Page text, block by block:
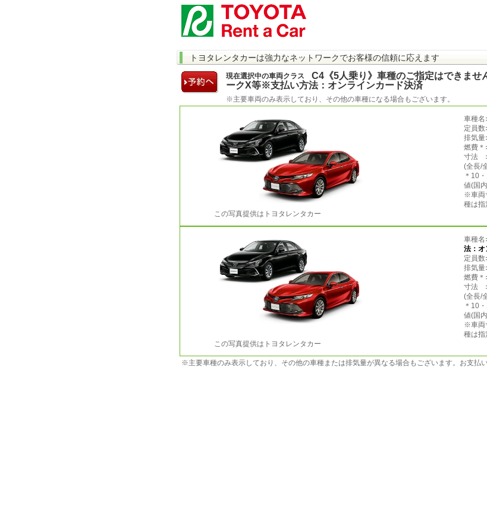
トヨタレンタカーは強力なネットワークでお客様の信頼に応えます
現在選択中の車両クラス
C4《5人乗り》車種のご指定はできませ
ークX等※支払い方法：オンラインカード決済
※主要車両のみ表示しており、その他の車種になる場合もございます。
車種名
定員数
排気量
燃費＊
寸法
(全長/
＊10
値(国
※車両
種は指
この写真提供はトヨタレンタカー
車種名
法：オ
定員数
排気量
燃費＊
寸法
(全長/
＊10
値(国
※車両
種は指
この写真提供はトヨタレンタカー
※主要車種のみ表示しており、その他の車種または排気量が異なる場合もございます。お支払